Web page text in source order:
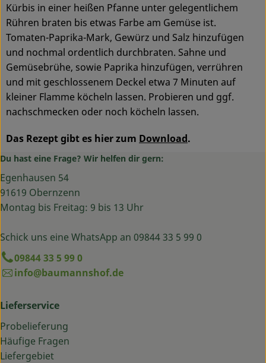
Kürbis in einer heißen Pfanne unter gelegentlichem
Rühren braten bis etwas Farbe am Gemüse ist.
Tomaten-Paprika-Mark, Gewürz und Salz hinzufügen
und nochmal ordentlich durchbraten. Sahne und
Gemüsebrühe, sowie Paprika hinzufügen, verrühren
und mit geschlossenem Deckel etwa 7 Minuten auf
kleiner Flamme köcheln lassen. Probieren und ggf.
nachschmecken oder noch köcheln lassen.
Das Rezept gibt es hier zum Download.
Du hast eine Frage? Wir helfen dir gern:
Egenhausen 54
91619 Obernzenn
Montag bis Freitag: 9 bis 13 Uhr
Schick uns eine WhatsApp an 09844 33 5 99 0
09844 33 5 99 0
info@baumannshof.de
Lieferservice
Probelieferung
Häufige Fragen
Liefergebiet